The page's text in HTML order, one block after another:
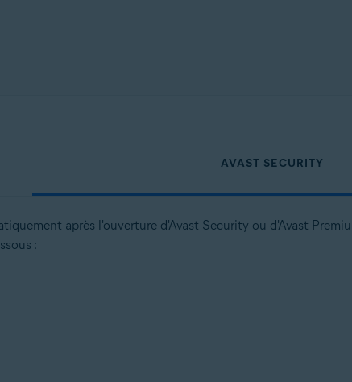
AVAST SECURITY
après l'ouverture d'Avast Security ou d'Avast
: